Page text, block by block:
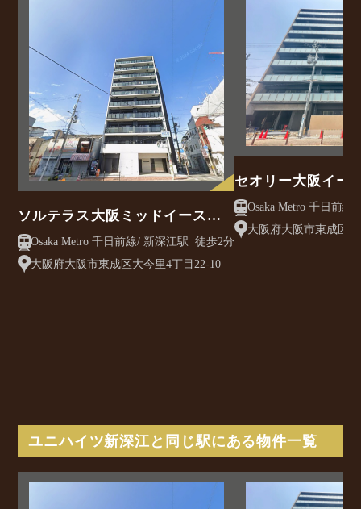
ソルテラス大阪ミッドイースト
クレアスト
Osaka Metro 千日前線/ 新深江駅 徒歩2分
大阪府大阪市東成区大今里4丁目22-10
セオリー大阪イー
大阪府大阪市東成区
ユニハイツ新深江と同じ駅にある物件一覧